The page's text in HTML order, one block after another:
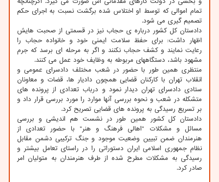
تمام اموالی که توسط او اختلاس شده برگشت نسبت به اجرای حکم
تصمیم گیری می شود.
دادستان کل کشور درباره ی حجاب نیز در قسمتی از صحبت هایش
اظهار داشت: برای حفظ سلامت ایمنی خود و خانواده حجاب را
رعایت نمایند و کشف حجاب نکنند و اگر به مرحله ای برسد که جرم
مشهود باشد، دستگاههای مربوطه به وظایف خود عمل می کنند.
منتظری همین طور با حضور در شعب مختلف دادسرای عمومی و
انقلاب تهران با کارکنان قضایی همچون دادیار ها، قضات و معاونان
ستادی دادسرای تهران دیدار نمود و درباب تعدادی از پرونده های
متشکله در شعب و نحوه بررسی آنها موارد را مورد بررسی قرار داد و
بر تسریع رسیدگی به پرونده های قضایی تصریح کرد.
دادستان کل کشور همین طور در نشست هم اندیشی و بررسی
مسائل و مشکلات "اهالی فرهنگ و هنر" با حضور تعدادی از
هنرمندان ضمن تبیین وضعیت موجود و جنگ ترکیبی دشمن مقابل
نظام جمهوری اسلامی ایران دستوراتی را در راستای تعامل بیشتر و
رسیدگی به مشکلات مطرح شده از طرف هنرمندان به متولیان امر
صادر کرد.